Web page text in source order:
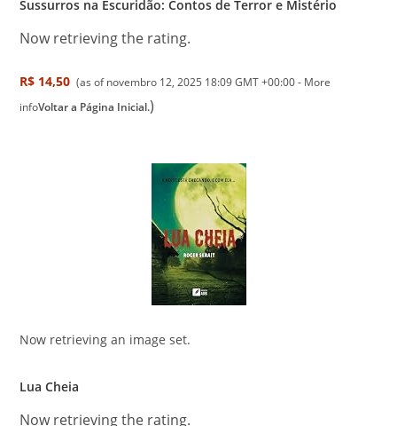
Sussurros na Escuridão: Contos de Terror e Mistério
Now retrieving the rating.
R$ 14,50 (as of novembro 12, 2025 18:09 GMT +00:00 - More
infoVoltar a Página Inicial.)
Now retrieving an image set.
Lua Cheia
Now retrieving the rating.